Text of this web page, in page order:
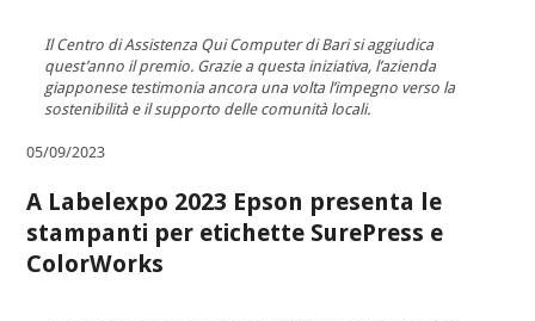
Il Centro di Assistenza Qui Computer di Bari si aggiudica
quest’anno il premio. Grazie a questa iniziativa, l’azienda
giapponese testimonia ancora una volta l’impegno verso la
sostenibilità e il supporto delle comunità locali.
05/09/2023
A Labelexpo 2023 Epson presenta le
stampanti per etichette SurePress e
ColorWorks